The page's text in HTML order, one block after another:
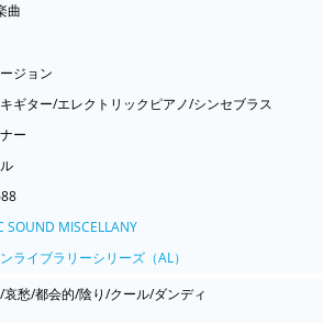
曲
ジョン
ギター/エレクトリックピアノ/シンセブラス
ー
ル
SOUND MISCELLANY
ライブラリーシリーズ（AL）
哀愁/都会的/陰り/クール/ダンディ